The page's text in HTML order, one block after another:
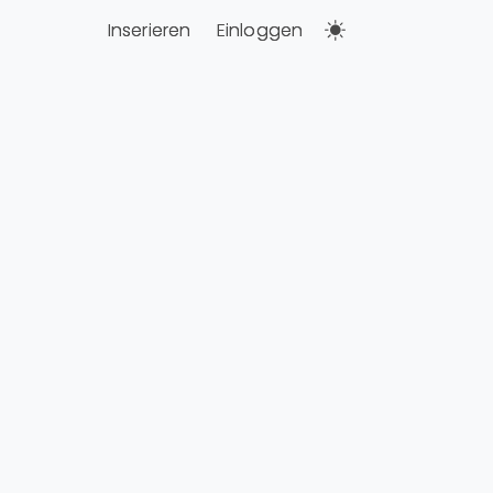
Inserieren Einloggen